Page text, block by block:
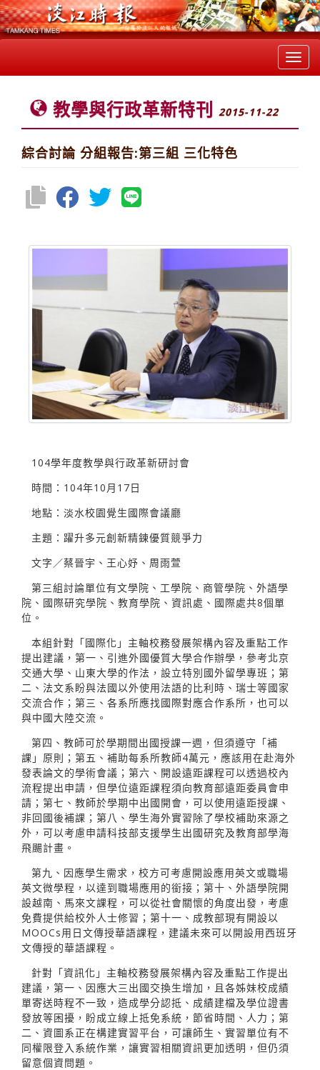
教學與行政革新特刊 2015-11-22
綜合討論 分組報告:第三組 三化特色
104學年度教學與行政革新研討會
時間：104年10月17日
地點：淡水校園覺生國際會議廳
主題：躍升多元創新精鍊優質競爭力
文字／蔡晉宇、王心妤、周雨萱
第三組討論單位有文學院、工學院、商管學院、外語學
院、國際研究學院、教育學院、資訊處、國際處共8個單
位。
本組針對「國際化」主軸校務發展架構內容及重點工作
提出建議，第一、引進外國優質大學合作辦學，參考北京
交通大學、山東大學的作法，設立特別國外留學專班；第
二、法文系盼與法國以外使用法語的比利時、瑞士等國家
交流合作；第三、各系所應找國際對應合作系所，也可以
與中國大陸交流。
第四、教師可於學期間出國授課一週，但須遵守「補
課」原則；第五、補助每系所教師4萬元，應該用在赴海外
發表論文的學術會議；第六、開設遠距課程可以透過校內
流程提出申請，但學位遠距課程須向教育部遠距委員會申
請；第七、教師於學期中出國開會，可以使用遠距授課、
非回國後補課；第八、學生海外實習除了學校補助來源之
外，可以考慮申請科技部支援學生出國研究及教育部學海
飛颺計畫。
第九、因應學生需求，校方可考慮開設應用英文或職場
英文微學程，以達到職場應用的銜接；第十、外語學院開
設越南、馬來文課程，可以從社會關懷的角度出發，考慮
免費提供給校外人士修習；第十一、成教部現有開設以
MOOCs用日文傳授華語課程，建議未來可以開設用西班牙
文傳授的華語課程。
針對「資訊化」主軸校務發展架構內容及重點工作提出
建議，第一、因應大三出國交換生增加，且各姊妹校成績
單寄送時程不一致，造成學分認抵、成績建檔及學位證書
發放等困擾，盼成立線上抵免系統，節省時間、人力；第
二、資圖系正在構建實習平台，可讓師生、實習單位有不
同權限登入系統作業，讓實習相關資訊更加透明，但仍須
留意個資問題。